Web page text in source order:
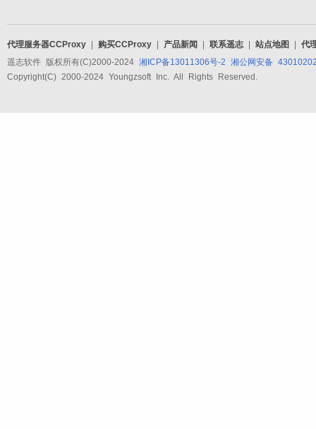
代理服务器CCProxy 购买CCProxy 产品新闻 联系遥志 站点地图
代
遥志软件 版权所有(C)2000-2024 湘ICP备13011306号-2 湘公网安备
Copyright(C) 2000-2024 Youngzsoft Inc. All Rights Reserved.